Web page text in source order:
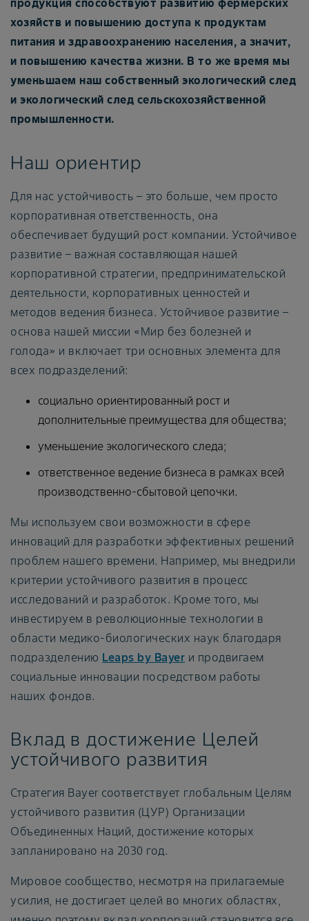
хозяйств и повышению доступа к продуктам
питания и здравоохранению населения, а значит,
и повышению качества жизни. В то же время мы
уменьшаем наш собственный экологический след
и экологический след сельскохозяйственной
промышленности.
Наш ориентир
Для нас устойчивость – это больше, чем просто
корпоративная ответственность, она
обеспечивает будущий рост компании. Устойчивое
развитие – важная составляющая нашей
корпоративной стратегии, предпринимательской
деятельности, корпоративных ценностей и
методов ведения бизнеса. Устойчивое развитие –
основа нашей миссии «Мир без болезней и
голода» и включает три основных элемента для
всех подразделений:
социально ориентированный рост и
дополнительные преимущества для общества;
уменьшение экологического следа;
ответственное ведение бизнеса в рамках всей
производственно-сбытовой цепочки.
Мы используем свои возможности в сфере
инноваций для разработки эффективных решений
проблем нашего времени. Например, мы внедрили
критерии устойчивого развития в процесс
исследований и разработок. Кроме того, мы
инвестируем в революционные технологии в
области медико-биологических наук благодаря
подразделению Leaps by Bayer и продвигаем
социальные инновации посредством работы
наших фондов.
Вклад в достижение Целей
устойчивого развития
Стратегия Bayer соответствует глобальным Целям
устойчивого развития (ЦУР) Организации
Объединенных Наций, достижение которых
запланировано на 2030 год.
Мировое сообщество, несмотря на прилагаемые
усилия, не достигает целей во многих областях,